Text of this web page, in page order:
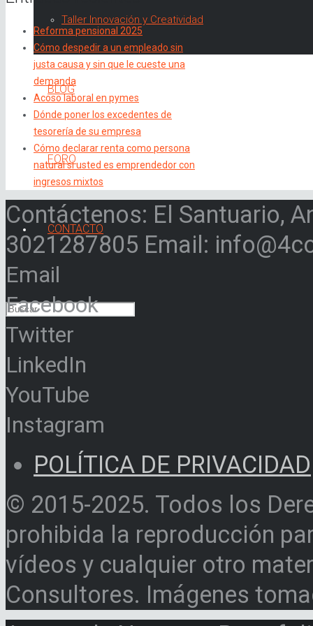
Taller Innovación y Creatividad
BLOG
FORO
CONTACTO
Reforma pensional 2025
Cómo despedir a un empleado sin
justa causa y sin que le cueste una
demanda
Acoso laboral en pymes
Dónde poner los excedentes de
tesorería de su empresa
Cómo declarar renta como persona
natural si usted es emprendedor con
ingresos mixtos
Contáctenos: El Santuario,
3021287805 Email:
Email
Facebook
Twitter
LinkedIn
YouTube
Instagram
POLÍTICA DE PRIVACIDAD
© 2015-2025. Todos los
prohibida la reproducción
vídeos y cualquier otro
Consultores. Imágenes